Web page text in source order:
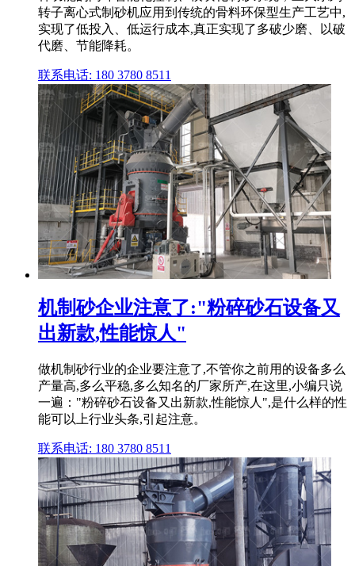
转子离心式制砂机应用到传统的骨料环保型生产工艺中,
实现了低投入、低运行成本,真正实现了多破少磨、以破
代磨、节能降耗。
联系电话: 180 3780 8511
机制砂企业注意了:"粉碎砂石设备又
出新款,性能惊人"
做机制砂行业的企业要注意了,不管你之前用的设备多么
产量高,多么平稳,多么知名的厂家所产,在这里,小编只说
一遍："粉碎砂石设备又出新款,性能惊人",是什么样的性
能可以上行业头条,引起注意。
联系电话: 180 3780 8511